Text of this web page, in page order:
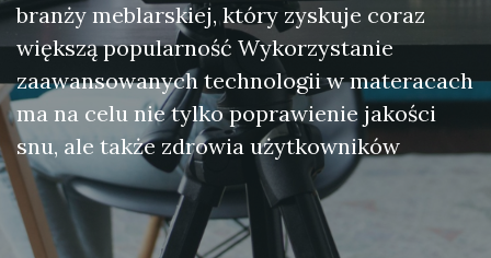
branży meblarskiej, który zyskuje coraz
większą popularność Wykorzystanie
zaawansowanych technologii w materacach
ma na celu nie tylko poprawienie jakości
snu, ale także zdrowia użytkowników